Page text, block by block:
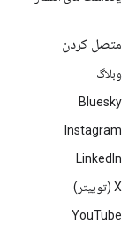
متصل کردن
وبلاگ
Bluesky
Instagram
LinkedIn
‫X (توییتر)
YouTube